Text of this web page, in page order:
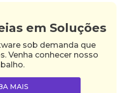
em Soluções
sob demanda que
Venha conhecer nosso
MAIS